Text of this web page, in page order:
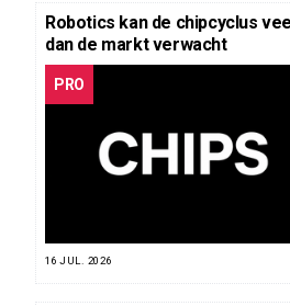
Robotics kan de chipcyclus
dan de markt verwacht
PRO
16 JUL. 2026